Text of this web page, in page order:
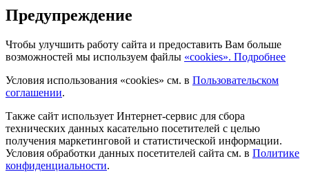
Предупреждение
Чтобы улучшить работу сайта и предоставить Вам больше
возможностей мы используем файлы «cookies». Подробнее
Условия использования «cookies» см. в Пользовательском
соглашении.
Также сайт использует Интернет-сервис для сбора
технических данных касательно посетителей с целью
получения маркетинговой и статистической информации.
Условия обработки данных посетителей сайта см. в Политике
конфиденциальности.